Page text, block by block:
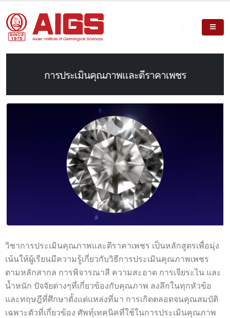
การประเมินคุณภาพและตีราคาเพชร
วิชาการประเมินคุณภาพและตีราคาเพชร เป็นหลักสูตรเพื่อมุ่ง
เน้นให้ผู้เรียนมีความรู้เกี่ยวกับวิธีการประเมินคุณภาพเพชร
ตามหลักสากล การพิจารณาสี ความสะอาด การเจียระไน และ
น้ำหนัก ปัจจัยต่างๆที่เกี่ยวข้องกับคุณภาพ ลงลึกในทุกหัวข้อ
และทฤษฎีที่ศึกษาตั้งแต่แหล่งที่มา การเกิดตลอดจนคุณสมบัติ
เฉพาะตัวที่เกี่ยวข้อง ศัพทฺ์เทคนิคที่ใช้ในการประเมินคุณภาพ